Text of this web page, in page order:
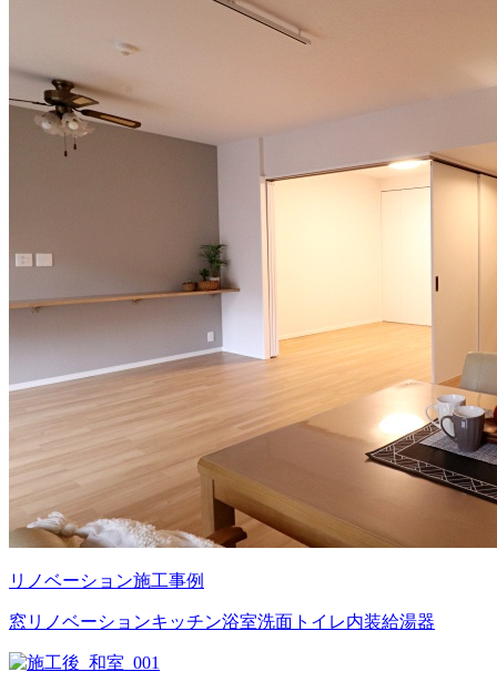
リノベーション施工事例
窓 リノベーションキッチン浴室洗面 トイレ内装給湯器